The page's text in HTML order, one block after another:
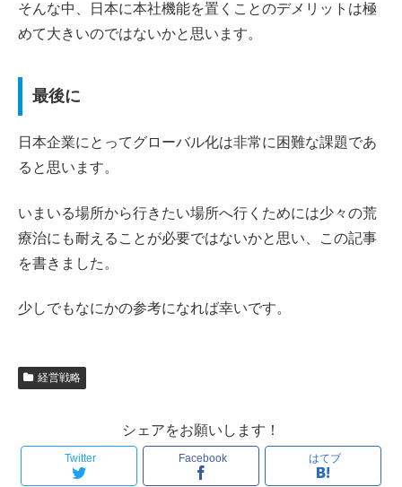
そんな中、日本に本社機能を置くことのデメリットは極
めて大きいのではないかと思います。
最後に
日本企業にとってグローバル化は非常に困難な課題であ
ると思います。
いまいる場所から行きたい場所へ行くためには少々の荒
療治にも耐えることが必要ではないかと思い、この記事
を書きました。
少しでもなにかの参考になれば幸いです。
経営戦略
シェアをお願いします！
Twitter Facebook はてブ